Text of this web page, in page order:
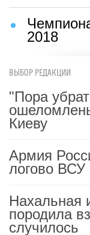
2018
ВЫБОР РЕДАКЦИИ
"Пора
Киеву
Армия
логово ВСУ
Нахальная
породила
случилось